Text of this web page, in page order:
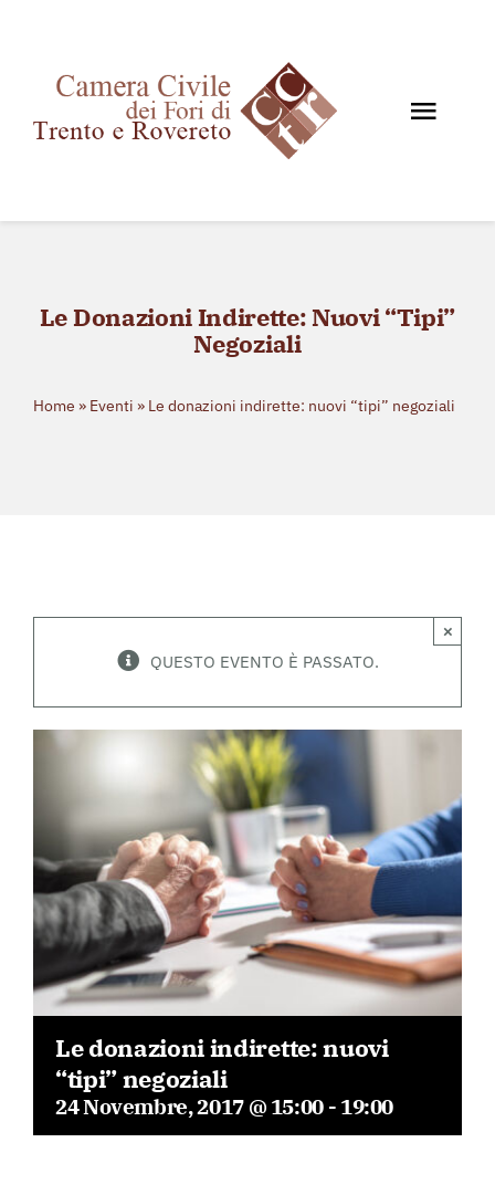
contenuto
Chi siamo
News e Giurisprudenza
Eventi
Storico eventi
Le Donazioni Indirette: Nuovi “tipi”
Negoziali
Home » Eventi » Le donazioni indirette: nuovi “tipi” negoziali
QUESTO EVENTO È PASSATO.
×
Le donazioni indirette: nuovi
“tipi” negoziali
24 Novembre, 2017 @ 15:00 - 19:00